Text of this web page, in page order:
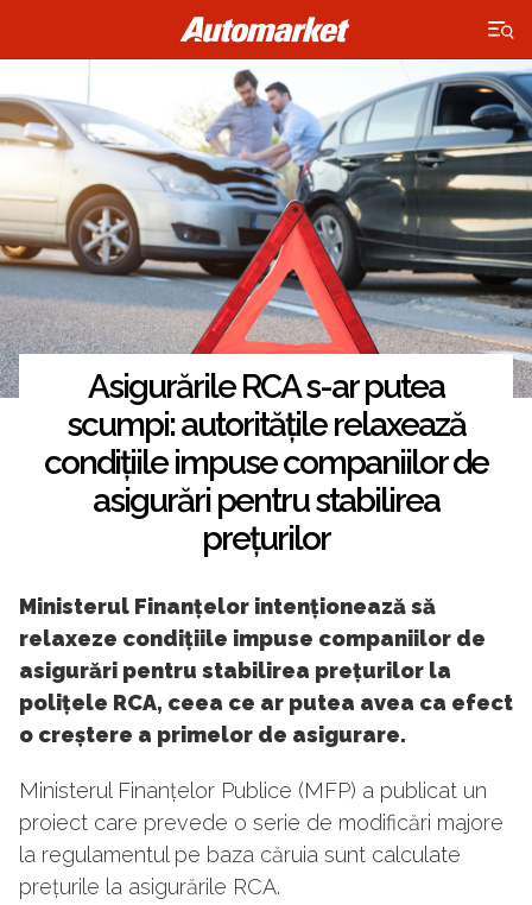
×
Asigurările RCA s-ar putea
scumpi: autoritățile relaxează
condițiile impuse companiilor de
asigurări pentru stabilirea
prețurilor
Ministerul Finanțelor intenționează să
relaxeze condițiile impuse companiilor de
asigurări pentru stabilirea prețurilor la
polițele RCA, ceea ce ar putea avea ca efect
o creștere a primelor de asigurare.
Ministerul Finanțelor Publice (MFP) a publicat un
proiect care prevede o serie de modificări majore
la regulamentul pe baza căruia sunt calculate
prețurile la asigurările RCA.